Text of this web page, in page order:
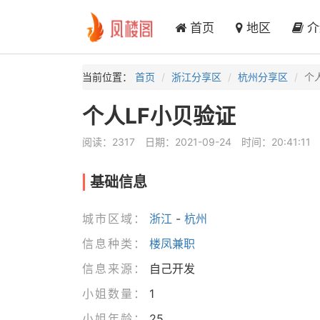
首页 地区 介
当前位置： 首页 浙江分享区 杭州分享区 个
个人LF小贝验证
阅读：2317 日期：2021-09-24 时间：20:41:11
基础信息
城市区域： 浙江 - 杭州
信息种类：
楼凤兼职
信息来源：
自己开发
小姐数量：
1